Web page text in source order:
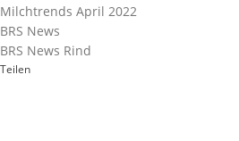
Milchtrends April 2022
BRS News
BRS News Rind
Teilen